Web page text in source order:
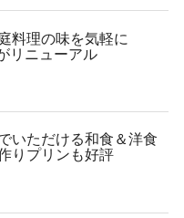
料理の味を気軽に
リニューアル
いただける和食＆洋食
りプリンも好評